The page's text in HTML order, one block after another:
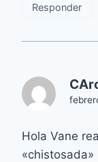
Responder
Hola Vane